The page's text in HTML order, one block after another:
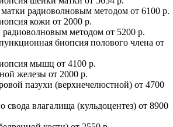
радиоволновым методом от 6100 р.
кожи от 2000 р.
радиоволновым методом от 5200 р.
биопсия полового члена от
мышц от 4100 р.
железы от 2000 р.
пазухи (верхнечелюстной) от 4700
свода влагалища (кульдоцентез) от 8900